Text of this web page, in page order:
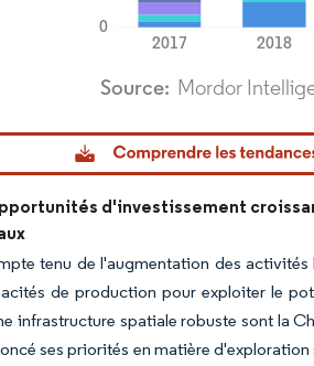
Mordor Intelligence. La réutilisation nécessite une
d'investissement
tenu de l'augmentation des activités
de production pour exploiter le
infrastructure spatiale robuste sont la
ses priorités en matière